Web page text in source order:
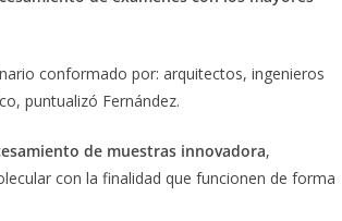
conformado por: arquitectos, ingenieros
puntualizó Fernández.
de muestras innovadora,
con la finalidad que funcionen de forma